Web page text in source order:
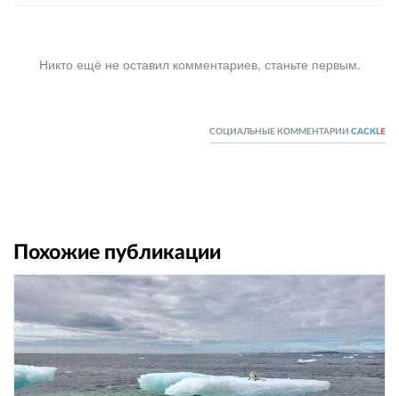
Никто ещё не оставил комментариев, станьте первым.
СОЦИАЛЬНЫЕ КОММЕНТАРИИ CACKL E
Похожие публикации